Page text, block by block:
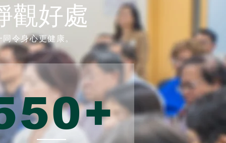
觀好處
令身心更健康。